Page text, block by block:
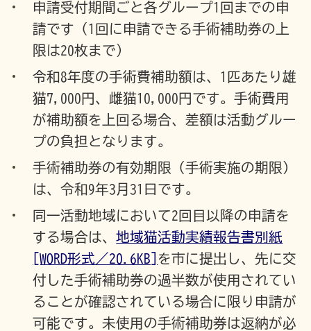
申請受付期間ごと各グループ1回までの申
請です（1回に申請できる手術補助券の上
限は20枚まで）
令和8年度の手術費補助額は、1匹あたり雄
猫7,000円、雌猫10,000円です。手術費用
が補助額を上回る場合、差額は活動グルー
プの負担となります。
手術補助券の有効期限（手術実施の期限）
は、令和9年3月31日です。
同一活動地域において2回目以降の申請を
する場合は、地域猫活動実績報告書別紙
[WORD形式／20.6KB] を市に提出し、先に交
付した手術補助券の過半数が使用されてい
ることが確認されている場合に限り申請が
可能です。未使用の手術補助券は返納が必